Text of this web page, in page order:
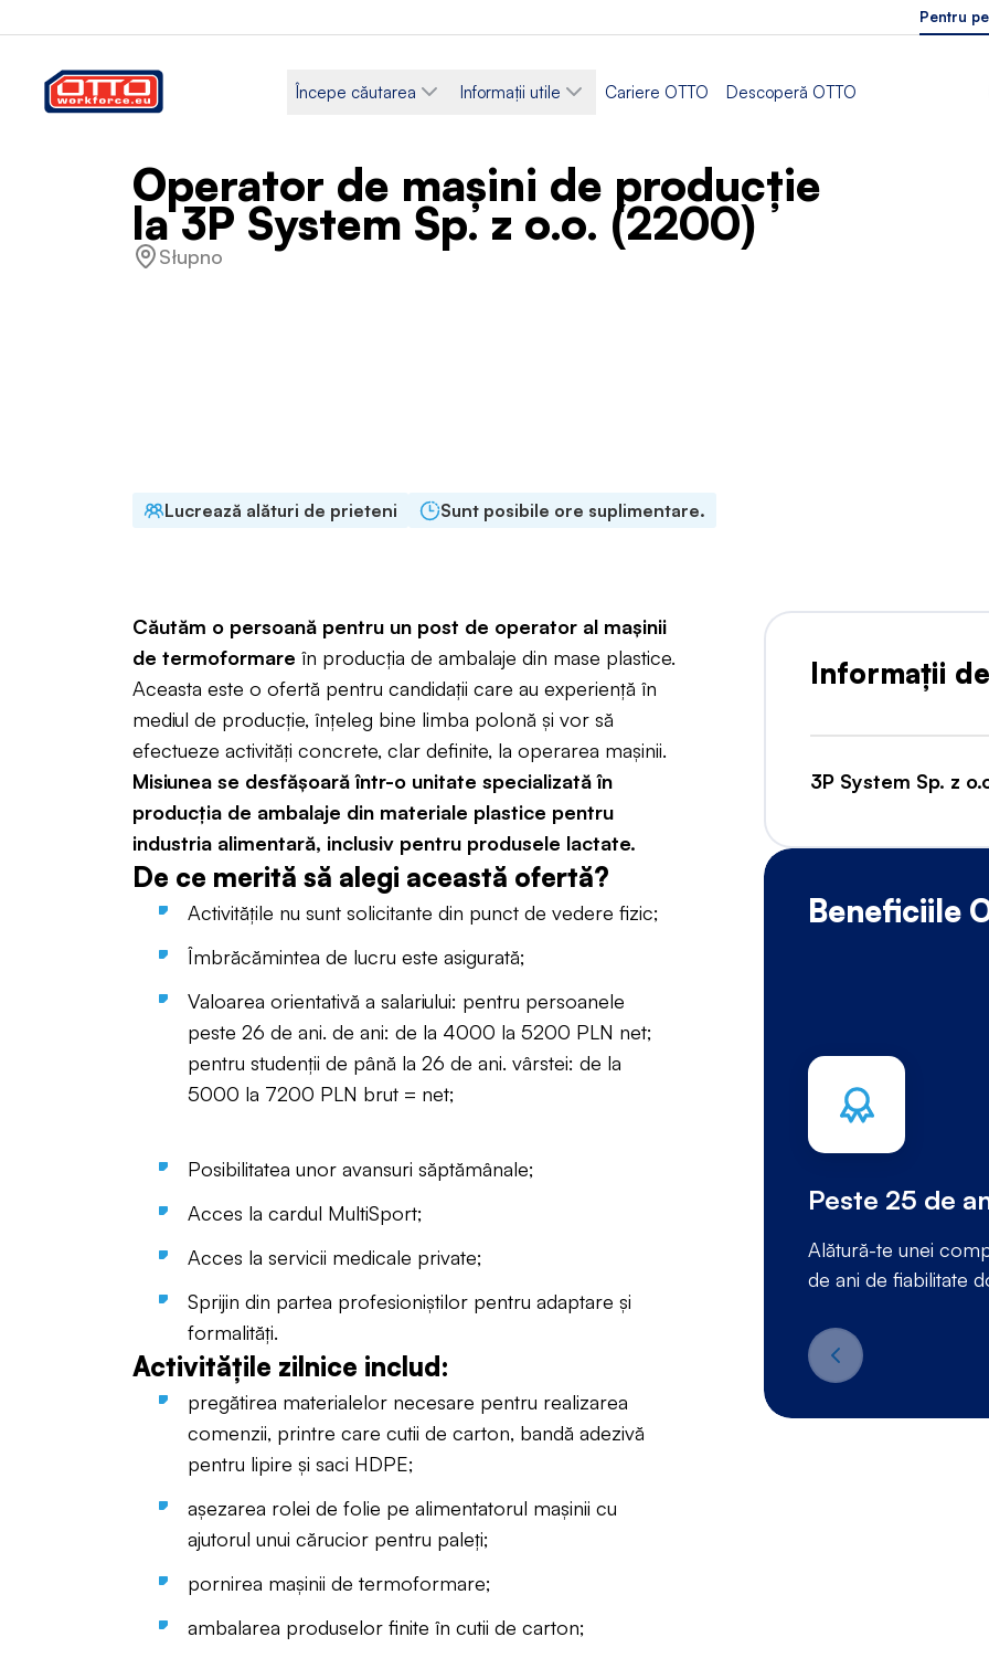
Pentru
Începe căutarea Informații utile Cariere OTTO Descoperă OTTO
Operator de mașini de producție
la 3P System Sp. z o.o. (2200)
Słupno
Lucrează alături de prieteni Sunt posibile ore suplimentare.
Căutăm o persoană pentru un post de operator al mașinii
de termoformare în producția de ambalaje din mase plastice.
Aceasta este o ofertă pentru candidații care au experiență în
mediul de producție, înțeleg bine limba polonă și vor să
efectueze activități concrete, clar definite, la operarea mașinii.
Misiunea se desfășoară într-o unitate specializată în
producția de ambalaje din materiale plastice pentru
industria alimentară, inclusiv pentru produsele lactate.
De ce merită să alegi această ofertă?
Activitățile nu sunt solicitante din punct de vedere fizic;
Îmbrăcămintea de lucru este asigurată;
Valoarea orientativă a salariului: pentru persoanele
peste 26 de ani. de ani: de la 4000 la 5200 PLN net;
pentru studenții de până la 26 de ani. vârstei: de la
5000 la 7200 PLN brut = net;
Posibilitatea unor avansuri săptămânale;
Acces la cardul MultiSport;
Acces la servicii medicale private;
Sprijin din partea profesioniștilor pentru adaptare și
formalități.
Activitățile zilnice includ:
pregătirea materialelor necesare pentru realizarea
comenzii, printre care cutii de carton, bandă adezivă
pentru lipire și saci HDPE;
așezarea rolei de folie pe alimentatorul mașinii cu
ajutorul unui cărucior pentru paleți;
pornirea mașinii de termoformare;
ambalarea produselor finite în cutii de carton;
Informații
3P System Sp. z
Beneficiile
Peste 25 de
Alătură-te unei
de ani de fiabilitate